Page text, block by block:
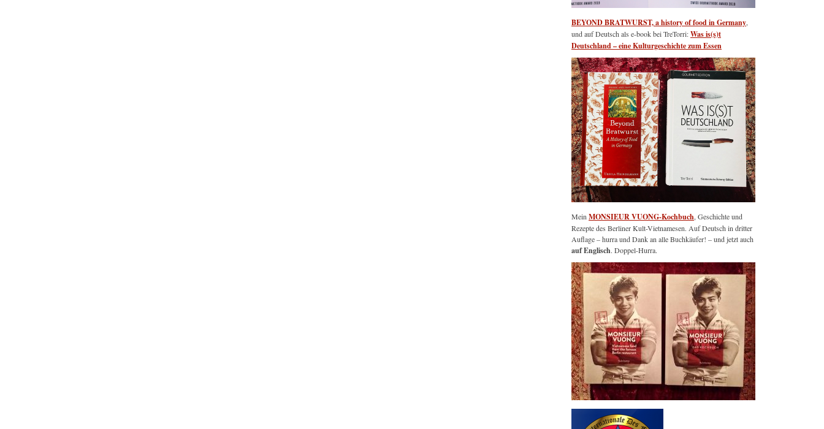
BEYOND BRATWURST, a history of food in Germany
und auf Deutsch als e-book bei TreTorri:Was is(s)t
Deutschland – eine Kulturgeschichte zum Essen
Mein MONSIEUR VUONG-Kochbuch , Geschichte und
Rezepte des Berliner Kult-Vietnamesen. Auf Deutsch in dritter
Auflage – hurra und Dank an alle Buchkäufer! – und jetzt auch
auf Englisch. Doppel-Hurra.